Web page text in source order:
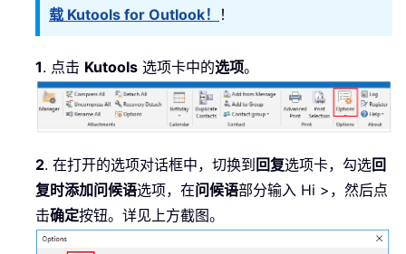
载 Kutools for Outlook！
！
1. 点击 Kutools 选项卡中的选项。
2. 在打开的选项对话框中，切换到 回复选项卡，勾选回
复时添加问候语选项，在问候语部分输入 Hi >，然后点
击确定按钮。详见上方截图。